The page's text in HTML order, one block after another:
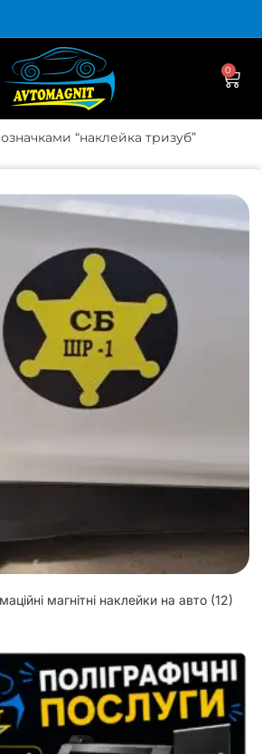
0
“наклейка тризуб”
магнітні наклейки на авто (12)